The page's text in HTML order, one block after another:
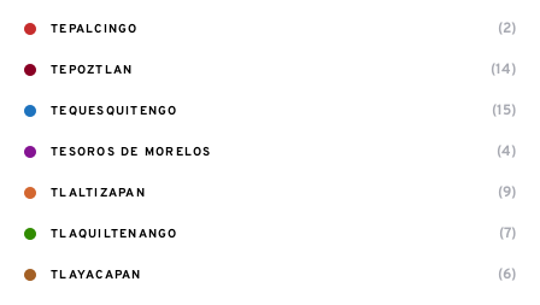
TEPALCINGO (2)
TEPOZTLAN (14)
TEQUESQUITENGO (15)
TESOROS DE MORELOS (4)
TLALTIZAPAN (9)
TLAQUILTENANGO (7)
TLAYACAPAN (6)